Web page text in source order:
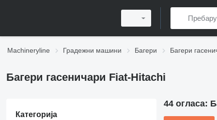
Machineryline Градежни машини Багери Багери
Багери гасеничари Fiat-Hitachi
Категорија
44 огласа: